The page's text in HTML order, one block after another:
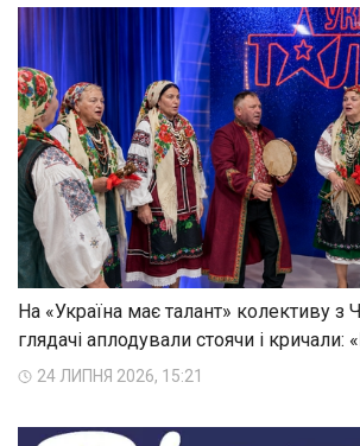
На «Україна має талант» колективу з
глядачі аплодували стоячи і кричали:
24 ЛИПНЯ 2026, 15:21